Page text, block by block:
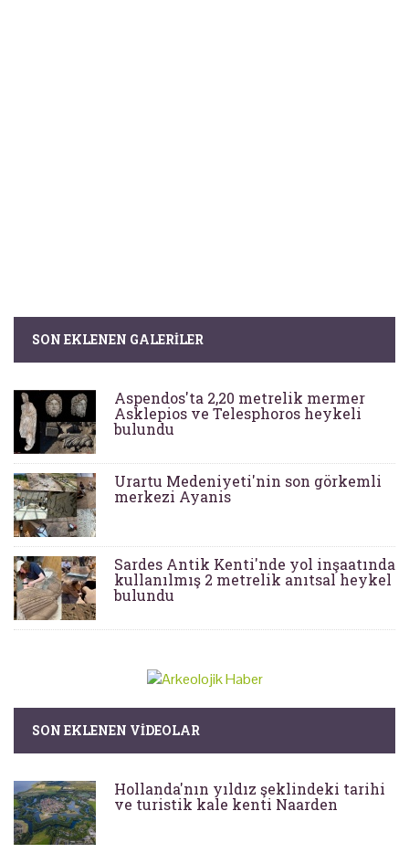
SON EKLENEN GALERILER
Aspendos'ta 2,20 metrelik mermer
Asklepios ve Telesphoros heykeli
bulundu
Urartu Medeniyeti'nin son görkemli
merkezi Ayanis
Sardes Antik Kenti'nde yol inşaatında
kullanılmış 2 metrelik anıtsal heykel
bulundu
SON EKLENEN VIDEOLAR
Hollanda'nın yıldız şeklindeki tarihi
ve turistik kale kenti Naarden